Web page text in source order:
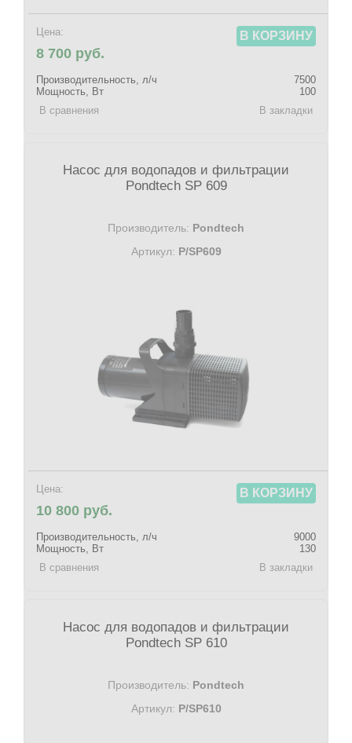
Цена:
8 700 руб.
В КОРЗИНУ
Производительность, л/ч
7500
Мощность, Вт
100
В сравнения
В закладки
Насос для водопадов и фильтрации
Pondtech SP 609
Производитель: Pondtech
Артикул: P/SP609
Цена:
10 800 руб.
В КОРЗИНУ
Производительность, л/ч
9000
Мощность, Вт
130
В сравнения
В закладки
Насос для водопадов и фильтрации
Pondtech SP 610
Производитель: Pondtech
Артикул: P/SP610